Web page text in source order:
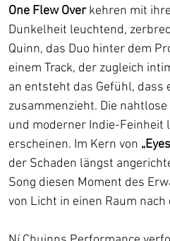
One Flew Over kehren mit
Dunkelheit leuchtend,
Quinn, das Duo hinter dem
einem Track, der zugleich
an entsteht das Gefühl,
zusammenzieht. Die
und moderner Indie-Feinheit
erscheinen. Im Kern von
der Schaden längst
Song diesen Moment des
von Licht in einen Raum